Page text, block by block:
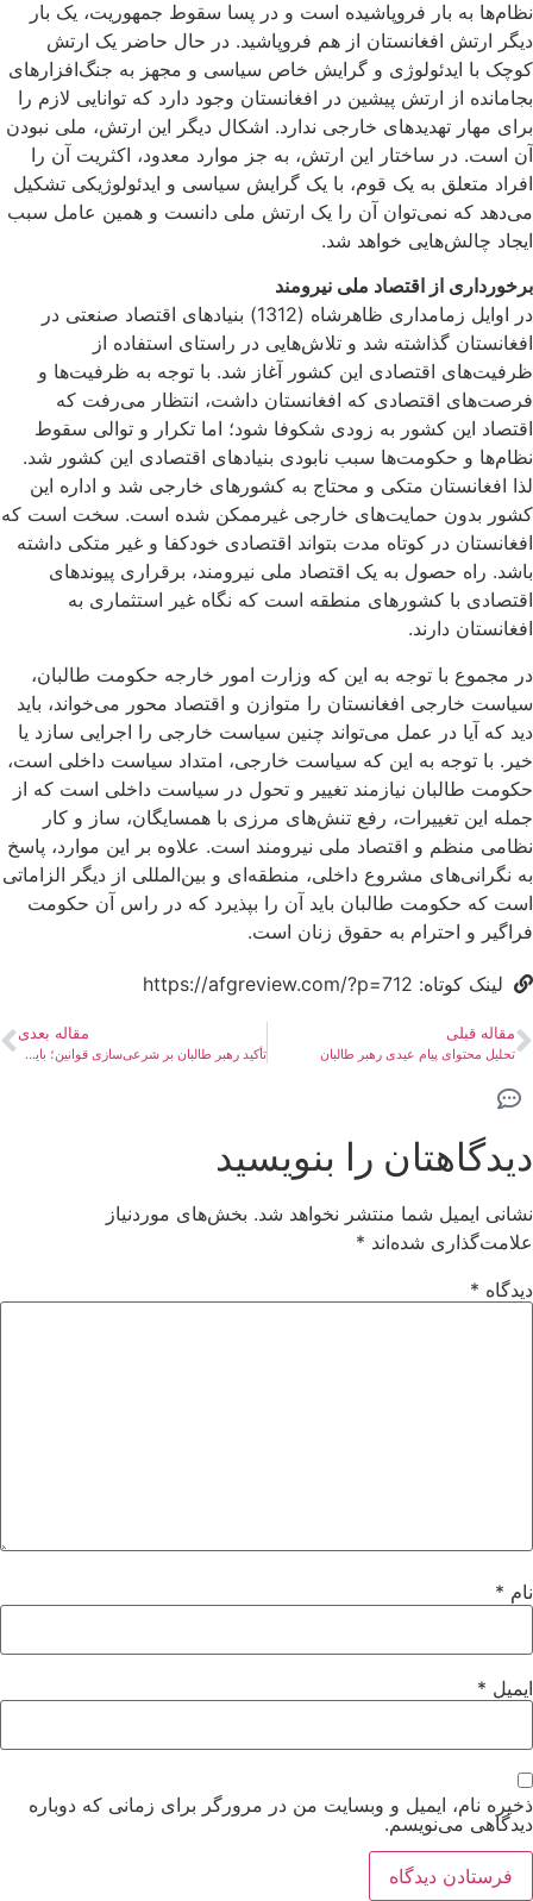
نظام‌ها به بار فروپاشیده است و در پسا سقوط جمهوریت، یک بار
دیگر ارتش افغانستان از هم فروپاشید. در حال حاضر یک ارتش
کوچک با ایدئولوژی و گرایش خاص سیاسی و مجهز به جنگ‌افزارهای
بجامانده از ارتش پیشین در افغانستان وجود دارد که توانایی لازم را
برای مهار تهدیدهای خارجی ندارد. اشکال دیگر این ارتش، ملی نبودن
آن است. در ساختار این ارتش، به جز موارد معدود، اکثریت آن را
افراد متعلق به یک قوم، با یک گرایش سیاسی و ایدئولوژیکی تشکیل
می‌دهد که نمی‌توان آن را یک ارتش ملی دانست و همین عامل سبب
ایجاد چالش‌هایی خواهد شد.
برخورداری از اقتصاد ملی نیرومند
در اوایل زمامداری ظاهرشاه (1312) بنیادهای اقتصاد صنعتی در
افغانستان گذاشته شد و تلاش‌هایی در راستای استفاده از
ظرفیت‌های اقتصادی این کشور آغاز شد. با توجه به ظرفیت‌ها و
فرصت‌های اقتصادی که افغانستان داشت، انتظار می‌رفت که
اقتصاد این کشور به زودی شکوفا شود؛ اما تکرار و توالی سقوط
نظام‌ها و حکومت‌ها سبب نابودی بنیادهای اقتصادی این کشور شد.
لذا افغانستان متکی و محتاج به کشورهای خارجی شد و اداره این
کشور بدون حمایت‌های خارجی غیرممکن شده است. سخت است که
افغانستان در کوتاه مدت بتواند اقتصادی خودکفا و غیر متکی داشته
باشد. راه حصول به یک اقتصاد ملی نیرومند، برقراری پیوندهای
اقتصادی با کشورهای منطقه است که نگاه غیر استثماری به
افغانستان دارند.
در مجموع با توجه به این که وزارت امور خارجه حکومت طالبان،
سیاست خارجی افغانستان را متوازن و اقتصاد محور می‌خواند، باید
دید که آیا در عمل می‌تواند چنین سیاست خارجی را اجرایی سازد یا
خیر. با توجه به این که سیاست خارجی، امتداد سیاست داخلی است،
حکومت طالبان نیازمند تغییر و تحول در سیاست داخلی است که از
جمله این تغییرات، رفع تنش‌های مرزی با همسایگان، ساز و کار
نظامی منظم و اقتصاد ملی نیرومند است. علاوه بر این موارد، پاسخ
به نگرانی‌های مشروع داخلی، منطقه‌ای و بین‌المللی از دیگر الزاماتی
است که حکومت طالبان باید آن را بپذیرد که در راس آن حکومت
فراگیر و احترام به حقوق زنان است.
لینک کوتاه: https://afgreview.com/?p=712
مقاله قبلی
تحلیل محتوای پیام عیدی رهبر طالبان
مقاله بعدی
تأکید رهبر طالبان بر شرعی‌سازی قوانین؛ بایدها و نبایدها
دیدگاهتان را بنویسید
نشانی ایمیل شما منتشر نخواهد شد. بخش‌های موردنیاز
علامت‌گذاری شده‌اند *
دیدگاه *
نام *
ایمیل *
ذخیره نام، ایمیل و وبسایت من در مرورگر برای زمانی که دوباره
دیدگاهی می‌نویسم.